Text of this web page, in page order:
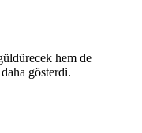
hem de
gösterdi.